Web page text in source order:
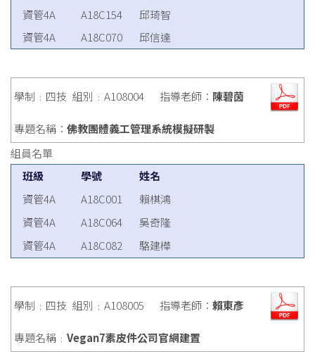
資管4A
A18C154
邱琦智
資管4A
A18C070 邱信達
學制﹕四技 組別﹕A108004 指導老師： 陳碧茵
專題名稱： 佛教團體義工管理系統模擬研製
組員名單
班級
學號
姓名
資管4A
A18C001
賴棋鴻
資管4A
A18C064
吳奇隆
資管4A
A18C082 駱建樺
學制﹕四技 組別﹕A108005 指導老師： 賴東彥
專題名稱﹕ Vegan7素皮件公司官網建置